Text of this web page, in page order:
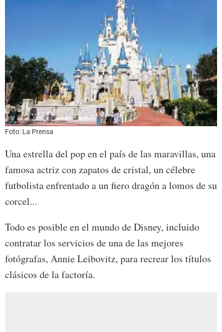
Foto: La Prensa
Una estrella del pop en el país de las maravillas, una
famosa actriz con zapatos de cristal, un célebre
futbolista enfrentado a un fiero dragón a lomos de su
corcel...
Todo es posible en el mundo de Disney, incluido
contratar los servicios de una de las mejores
fotógrafas, Annie Leibovitz, para recrear los títulos
clásicos de la factoría.